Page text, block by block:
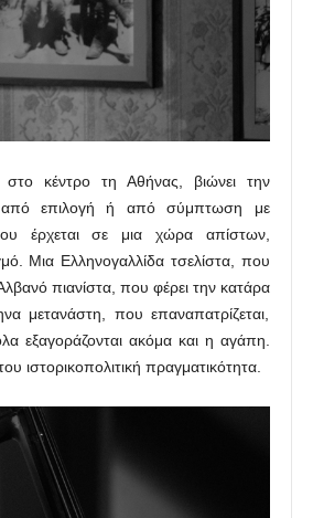
κέντρο τη Αθήνας, βιώνει την
από επιλογή ή από σύμπτωση με
έρχεται σε μια χώρα απίστων,
Μια Ελληνογαλλίδα τσελίστα, που
πιανίστα, που φέρει την κατάρα
μετανάστη, που επαναπατρίζεται,
εξαγοράζονται ακόμα και η αγάπη.
ιστορικοπολιτική πραγματικότητα.